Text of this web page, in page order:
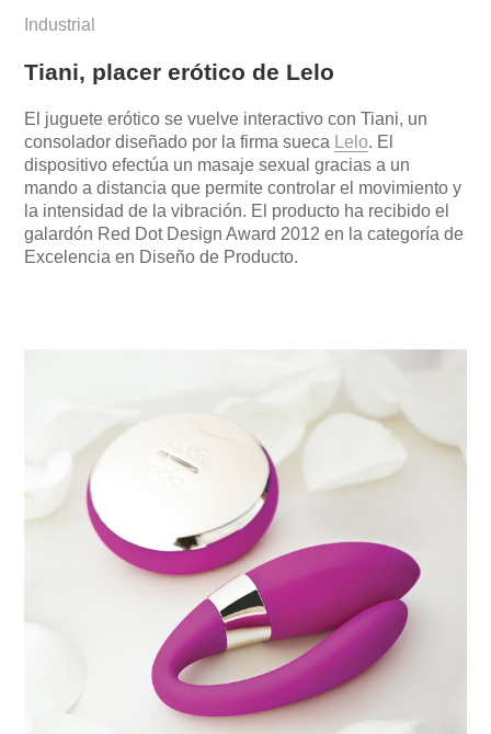
Industrial
Tiani, placer erótico de Lelo
El juguete erótico se vuelve interactivo con Tiani, un
consolador diseñado por la firma sueca Lelo. El
dispositivo efectúa un masaje sexual gracias a un
mando a distancia que permite controlar el movimiento y
la intensidad de la vibración. El producto ha recibido el
galardón Red Dot Design Award 2012 en la categoría de
Excelencia en Diseño de Producto.